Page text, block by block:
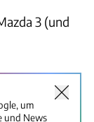
3 (und
um
und News